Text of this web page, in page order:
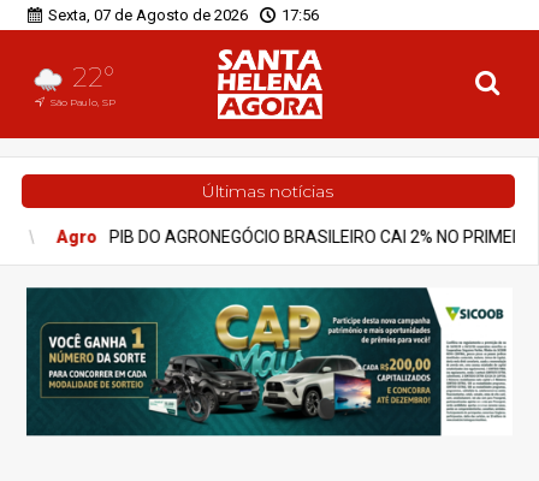
Sexta, 07 de Agosto de 2026 17:56
22°
São Paulo, SP
Últimas notícias
BRASILEIRO CAI 2% NO PRIMEIRO TRIMESTRE DE 2026